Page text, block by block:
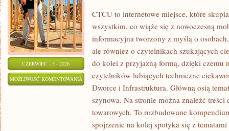
CZERWIEC - 5 - 2026
MOŻLIWOŚĆ KOMENTOWANIA AKTUALNOŚCI
WYDARZENIA
CTCU to internetowe miejsce, które
wszystkim, co wiąże się z nowoczesną
informacyjna tworzony z myślą o
ale również o czytelnikach szukających
do kolei z przyjazną formą, dzięki czemu
czytelników lubiących techniczne
Dworce i Infrastruktura. Główną osią
szynowa. Na stronie można znaleźć treści
towarowych. To rozbudowane
spojrzenie na kolej spotyka się z